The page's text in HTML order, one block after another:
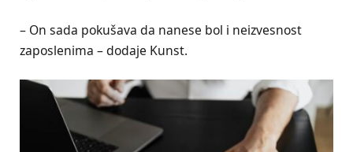
– On sada pokušava da nanese bol i neizvesnost
zaposlenima – dodaje Kunst.